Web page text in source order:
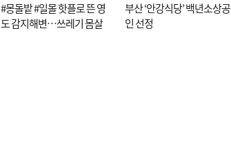
#몽돌밭 #일몰 핫플로 뜬 영
도 감지해변…쓰레기 몸살
부산 ‘안강식당’ 백년소상공
인 선정